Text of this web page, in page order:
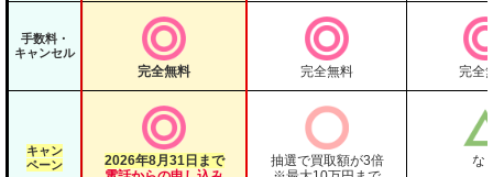
手数料・
キャンセル
完全無料 完全無料 完全
キャン
ペーン
2026年8月31日まで
抽選で買取額が3倍
な